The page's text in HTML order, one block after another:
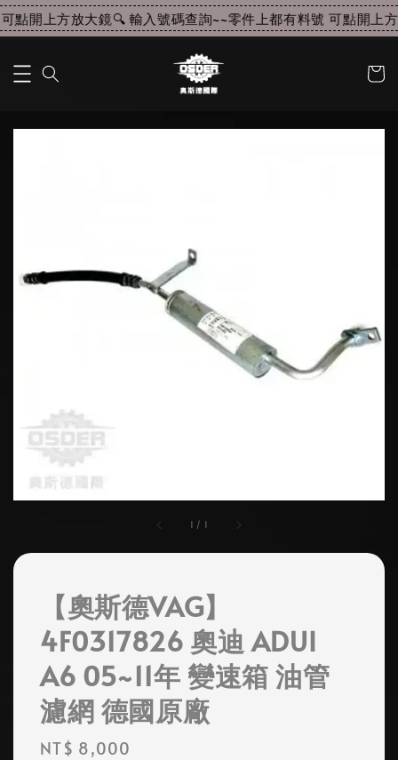
點開上方放大鏡🔍 輸入號碼查詢~~零件上都有料號 可點開上
1 / 1
【奧斯德VAG】
4F0317826 奧迪 ADUI
A6 05~11年 變速箱 油管
濾網 德國原廠
Regular
NT$ 8,000